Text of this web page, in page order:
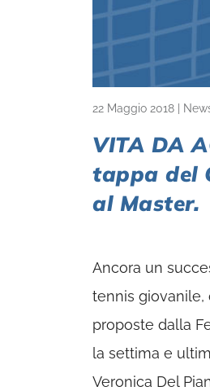
22 Maggio 2018
VITA DA
tappa del
al Master.
Ancora un
tennis giovanile,
proposte dalla
la settima e
Veronica Del